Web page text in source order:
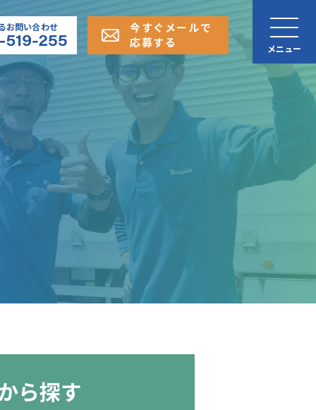
お問い合わせ
今すぐメールで
応募する
ら探す